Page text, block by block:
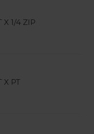
X 1/4 ZIP
X PT